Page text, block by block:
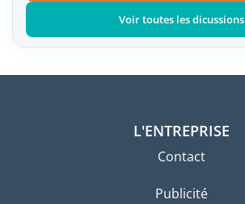
Voir toutes les dicussions
L'ENTREPRISE
Contact
Publicité